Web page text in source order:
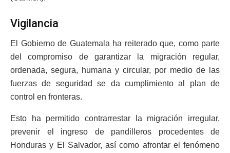
Vigilancia
El Gobierno de Guatemala ha reiterado que, como parte
del compromiso de garantizar la migración regular,
ordenada, segura, humana y circular, por medio de las
fuerzas de seguridad se da cumplimiento al plan de
control en fronteras.
Esto ha permitido contrarrestar la migración irregular,
prevenir el ingreso de pandilleros procedentes de
Honduras y El Salvador, así como afrontar el fenómeno